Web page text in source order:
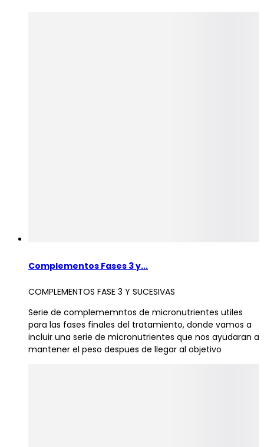
Complementos Fases 3 y...
COMPLEMENTOS FASE 3 Y SUCESIVAS
Serie de complememntos de micronutrientes utiles
para las fases finales del tratamiento, donde vamos a
incluir una serie de micronutrientes que nos ayudaran a
mantener el peso despues de llegar al objetivo